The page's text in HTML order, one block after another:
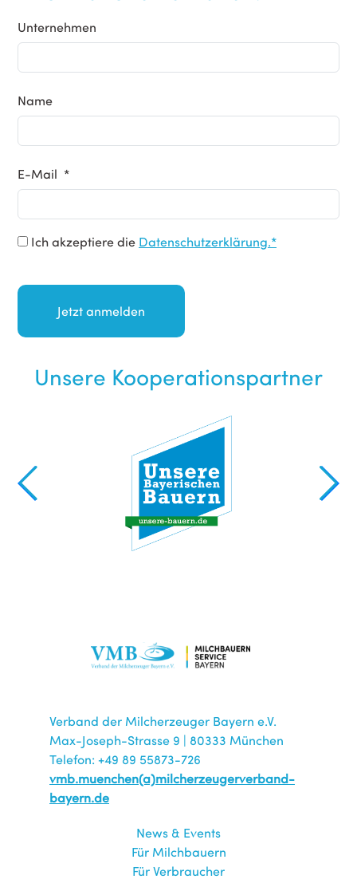
Unternehmen
Name
E-Mail *
Ich akzeptiere die Datenschutzerklärung.*
Unsere Kooperationspartner
Verband der Milcherzeuger Bayern e.V.
Max-Joseph-Strasse 9 | 80333 München
Telefon: +49 89 55873-726
vmb.muenchen(a)milcherzeugerverband-
bayern.de
News & Events
Für Milchbauern
Für Verbraucher